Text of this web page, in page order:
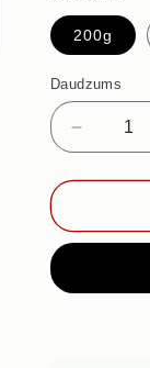
200g
Daudzums
priekš
AR